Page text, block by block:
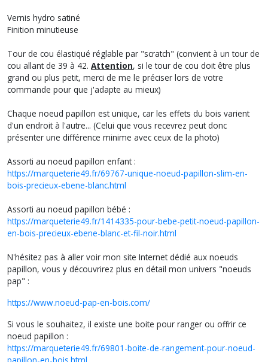
Vernis hydro satiné
Finition minutieuse
Tour de cou élastiqué réglable par "scratch" (convient à un tour de
cou allant de 39 à 42. Attention, si le tour de cou doit être plus
grand ou plus petit, merci de me le préciser lors de votre
commande pour que j'adapte au mieux)
Chaque noeud papillon est unique, car les effets du bois varient
d'un endroit à l'autre... (Celui que vous recevrez peut donc
présenter une différence minime avec ceux de la photo)
Assorti au noeud papillon enfant :
https://marqueterie49.fr/69767-unique-noeud-papillon-slim-en-
bois-precieux-ebene-blanc.html
Assorti au noeud papillon bébé :
https://marqueterie49.fr/1414335-pour-bebe-petit-noeud-papillon-
en-bois-precieux-ebene-blanc-et-fil-noir.html
N'hésitez pas à aller voir mon site Internet dédié aux noeuds
papillon, vous y découvrirez plus en détail mon univers "noeuds
pap" :
https://www.noeud-pap-en-bois.com/
Si vous le souhaitez, il existe une boite pour ranger ou offrir ce
noeud papillon :
https://marqueterie49.fr/69801-boite-de-rangement-pour-noeud-
papillon-en-bois.html